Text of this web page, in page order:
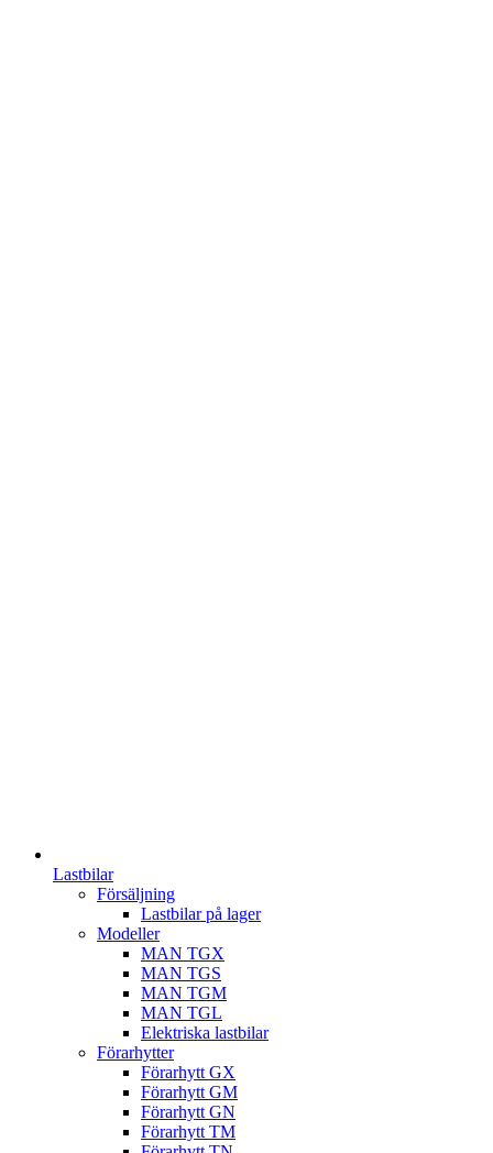
Lastbilar
Försäljning
Lastbilar på lager
Modeller
MAN TGX
MAN TGS
MAN TGM
MAN TGL
Elektriska lastbilar
Förarhytter
Förarhytt GX
Förarhytt GM
Förarhytt GN
Förarhytt TM